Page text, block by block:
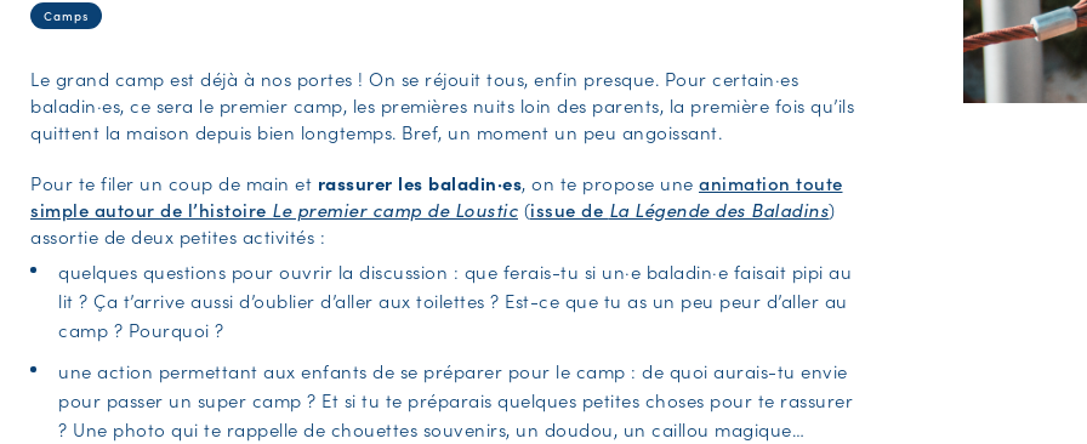
Camps
Le grand camp est déjà à nos portes ! On se réjouit tous, enfin presque. Pour certain·es
baladin·es, ce sera le premier camp, les premières nuits loin des parents, la première fois qu’ils
quittent la maison depuis bien longtemps. Bref, un moment un peu angoissant.
Pour te filer un coup de main et rassurer les baladin·es, on te propose une animation toute
simple autour de l’histoire Le premier camp de Loustic (issue de La Légende des Baladins)
assortie de deux petites activités :
quelques questions pour ouvrir la discussion : que ferais-tu si un·e baladin·e faisait pipi au
lit ? Ça t’arrive aussi d’oublier d’aller aux toilettes ? Est-ce que tu as un peu peur d’aller au
camp ? Pourquoi ?
une action permettant aux enfants de se préparer pour le camp : de quoi aurais-tu envie
pour passer un super camp ? Et si tu te préparais quelques petites choses pour te rassurer
? Une photo qui te rappelle de chouettes souvenirs, un doudou, un caillou magique…